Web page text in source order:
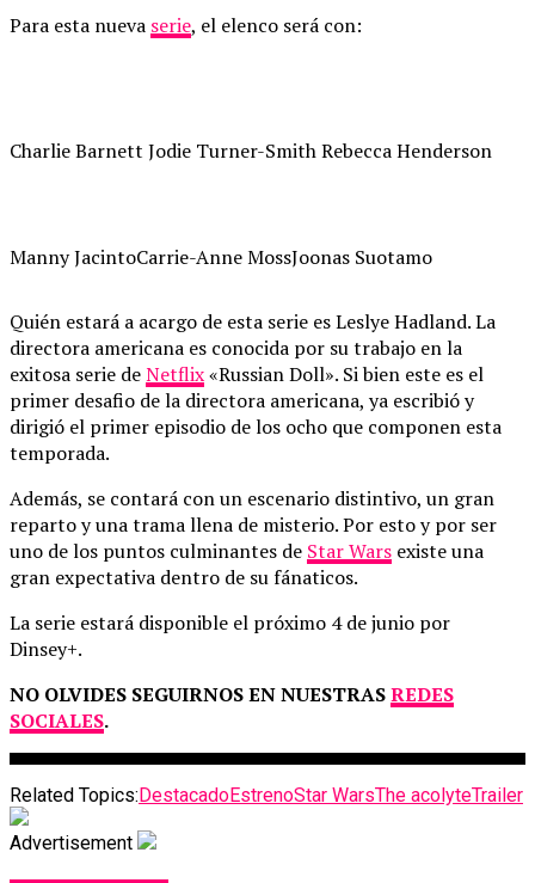
Para esta nueva serie, el elenco será con:
Charlie Barnett Jodie Turner-Smith Rebecca Henderson
Manny JacintoCarrie-Anne MossJoonas Suotamo
Quién estará a acargo de esta serie es Leslye Hadland. La
directora americana es conocida por su trabajo en la
exitosa serie deNetflix«Russian Doll». Si bien este es el
primer desafio de la directora americana, ya escribió y
dirigió el primer episodio de los ocho que componen esta
temporada.
Además, se contará con un escenario distintivo, un gran
reparto y una trama llena de misterio. Por esto y por ser
uno de los puntos culminantes de Star Wars existe una
gran expectativa dentro de su fánaticos.
La serie estará disponible el próximo 4 de junio por
Dinsey+.
NO OLVIDES SEGUIRNOS EN NUESTRASREDES
SOCIALES.
Related Topics:DestacadoEstrenoStar WarsThe acolyteTrailer
Advertisement